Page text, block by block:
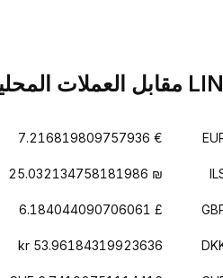
€ 7.216819809757936
₪ 25.032134758181986
£ 6.184044090706061
kr 53.96184319923636